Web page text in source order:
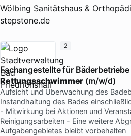
Wölbing Sanitätshaus &
stepstone.de
Fachangestellte für
Rettungsschwimmer (m/w/d)
Aufsicht und Überwachung des
Instandhaltung des Bades
- Mitwirkung bei Aktionen und
Reinigungsarbeiten - Eine weitere
Aufgabengebietes bleibt vorbehalten
2